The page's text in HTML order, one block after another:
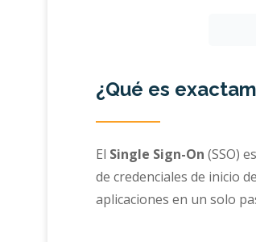
¿Qué es
El Single Sign-On (SSO)
de credenciales de inicio
aplicaciones en un solo